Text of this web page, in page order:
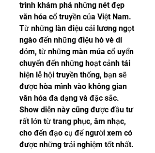
trình khám phá những nét đẹp
văn hóa cổ truyền của Việt Nam.
Từ những làn điệu cải lương ngọt
ngào đến những điệu hò vè dí
dỏm, từ những màn múa cổ uyển
chuyển đến những hoạt cảnh tái
hiện lễ hội truyền thống, bạn sẽ
được hòa mình vào không gian
văn hóa đa dạng và đặc sắc.
Show diễn này cũng được đầu tư
rất lớn từ trang phục, âm nhạc,
cho đến đạo cụ để người xem có
được những trải nghiệm tốt nhất.